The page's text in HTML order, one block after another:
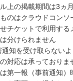
上の掲載期間は3ヵ
のはクラウドコンソ
チケットで利用す
分けられません
通知を受け取らない
対応は承っておりま
第一報（事前通知